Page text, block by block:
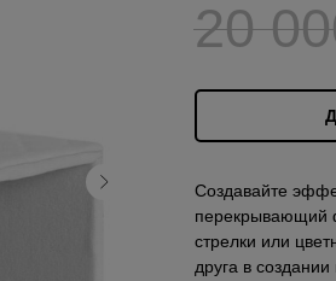
20
Создавайте
перекрывающий
стрелки или
друга в